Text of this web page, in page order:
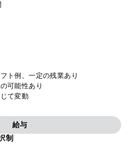
ト例、一定の残業あり
可能性あり
て変動
給与
制